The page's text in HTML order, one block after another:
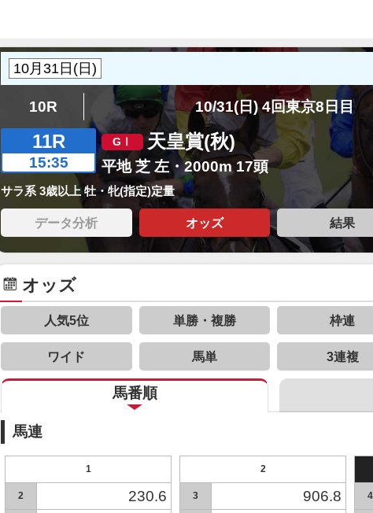
10R 10/31(日) 4回東京8日目
11R
15:35
天皇賞(秋)
平地 芝 左・2000m 17頭
サラ系 3歳以上 牡・牝(指定)定量
データ分析 オッズ 結果
オッズ
人気5位 単勝・複勝 枠連
ワイド 馬単 3連複
馬番順
馬連
1
2 230.6
2
3 906.8 4